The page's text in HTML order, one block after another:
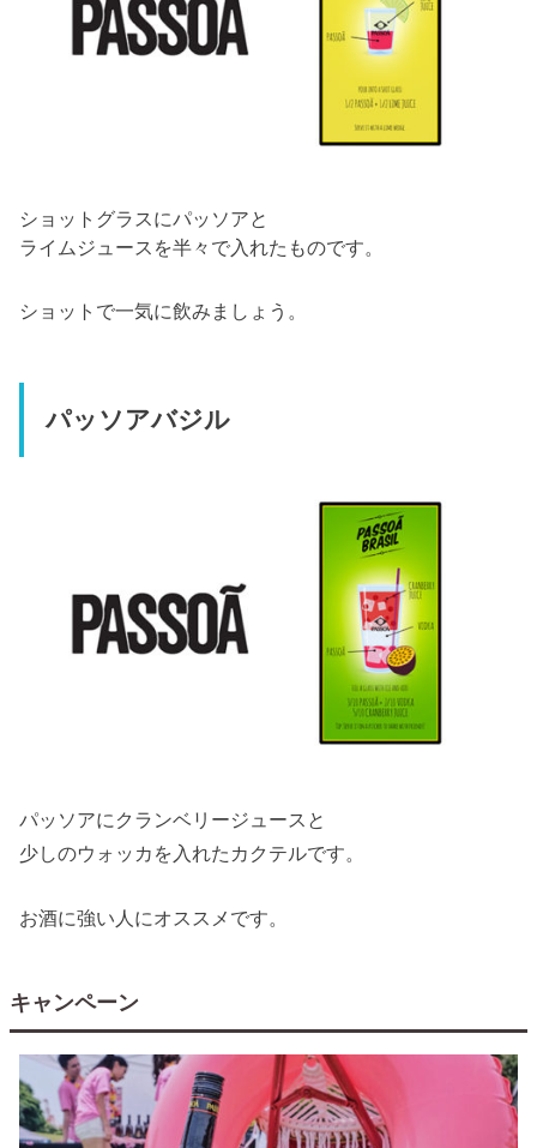
ショットグラスにパッソアと
ライムジュースを半々で入れたものです。
ショットで一気に飲みましょう。
パッソアバジル
パッソアにクランベリージュースと
少しのウォッカを入れたカクテルです。
お酒に強い人にオススメです。
キャンペーン